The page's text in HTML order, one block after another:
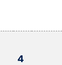
4